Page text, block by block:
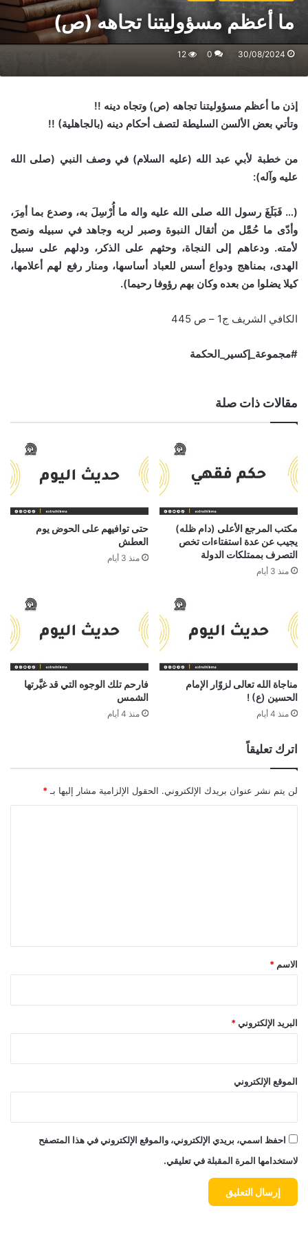
ما أعظم مسؤوليتنا تجاهه (ص)
30/08/2024
0
12
إذن ما أعظم مسؤوليتنا تجاهه (ص) وتجاه دينه !!
وتأتي بعض الألسن السليطة لتصف أحكام دينه (بالجاهلية) !!
من خطبة لأبي عبد الله (عليه السلام) في وصف النبي (صلى الله
عليه وآله):
(… فَبَلَغَ رسول الله صلى الله عليه واله ما أُرْسِلَ به، وصدع بما أمِرَ،
وأدّى ما حُمَّل من أثقال النبوة وصبر لربه وجاهد في سبيله ونصح
لأمته. ودعاهم إلى النجاة، وحثهم على الذكر، ودلهم على سبيل
الهدى، بمناهج ودواع أسس للعباد أساسها، ومنار رفع لهم أعلامها،
كيلا يضلوا من بعده وكان بهم رؤوفا رحيما).
الكافي الشريف ج1 – ص 445
#مجموعة_إكسير_الحكمة
مقالات ذات صلة
مكتب المرجع الأعلى (دام ظله)
يجيب عن عدة استفتاءات تخص
التصرف بممتلكات الدولة
منذ 3 أيام
حتى توافيهم على الحوض يوم
العطش
منذ 3 أيام
مناجاة الله تعالى لزوّار الإمام
الحسين (ع) !
منذ 4 أيام
فارحم تلك الوجوه التي قد غيَّرتها
الشمس
منذ 4 أيام
اترك تعليقاً
لن يتم نشر عنوان بريدك الإلكتروني. الحقول الإلزامية مشار إليها بـ *
*
الاسم *
البريد الإلكتروني *
الموقع الإلكتروني
احفظ اسمي، بريدي الإلكتروني، والموقع الإلكتروني في هذا المتصفح
لاستخدامها المرة المقبلة في تعليقي.